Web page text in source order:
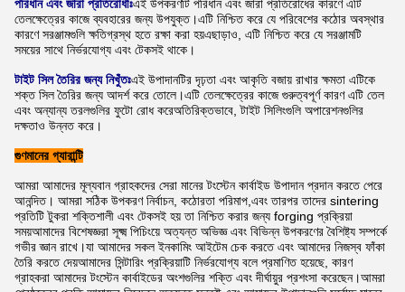
পরিধান এবং জারা প্রতিরোধীঃএই উপকরণটি পরিধান এবং জারা প্রতিরোধের কারণে এটি
তেলক্ষেত্রের কাজে ব্যবহারের জন্য উপযুক্ত।এটি নিশ্চিত করে যে পরিবেশের কঠোর অবস্থার
কারণে সরঞ্জামগুলি ক্ষতিগ্রস্থ হতে রক্ষা করা হয়এছাড়াও, এটি নিশ্চিত করে যে সরঞ্জামটি
সময়ের সাথে নির্ভরযোগ্য এবং টেকসই থাকে।
টাইট সিল তৈরির জন্য নিখুঁতঃএই উপাদানটির দৃঢ়তা এবং আকৃতি বজায় রাখার ক্ষমতা এটিকে
শক্ত সিল তৈরির জন্য আদর্শ করে তোলে।এটি তেলক্ষেত্রের কাজে গুরুত্বপূর্ণ কারণ এটি তেল
এবং অন্যান্য তরলগুলির ফুটো রোধ করেঅতিরিক্তভাবে, টাইট সিলিংগুলি অপারেশনগুলির
দক্ষতাও উন্নত করে।
গুণমানের গ্যারান্টি
আমরা আমাদের মূল্যবান গ্রাহকদের সেরা মানের টংস্টেন কার্বাইড উপাদান প্রদান করতে পেরে
আনন্দিত। আমরা সঠিক উপকরণ নির্বাচন, কঠোরতা পরিমাপ,এবং তারপর তাদের sintering
প্রতিটি টুকরা শক্তিশালী এবং টেকসই হয় তা নিশ্চিত করার জন্য forging প্রক্রিয়া
সময়আমাদের বিশেষজ্ঞরা সূক্ষ্ম পিচিংয়ে অত্যন্ত অভিজ্ঞ এবং বিভিন্ন উপকরণের বৈশিষ্ট্য সম্পর্কে
গভীর জ্ঞান রাখে।যা আমাদের সকল ইনকামিং আইটেম চেক করতে এবং আমাদের নিজস্ব ফাঁকা
তৈরি করতে দেয়আমাদের সিন্টারিং প্রক্রিয়াটি নির্ভরযোগ্য বলে প্রমাণিত হয়েছে, কারণ
গ্রাহকরা আমাদের টংস্টেন কার্বাইডের অংশগুলির শক্তি এবং দীর্ঘায়ুর প্রশংসা করেছেন।আমরা